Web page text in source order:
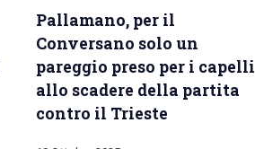
Pallamano, per il
Conversano solo un
pareggio preso per i capelli
allo scadere della partita
contro il Trieste